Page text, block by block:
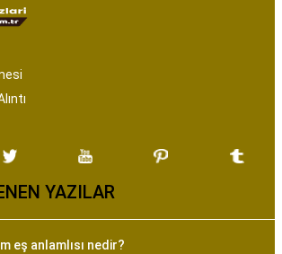
YAZILAR
eş anlamlısı nedir?